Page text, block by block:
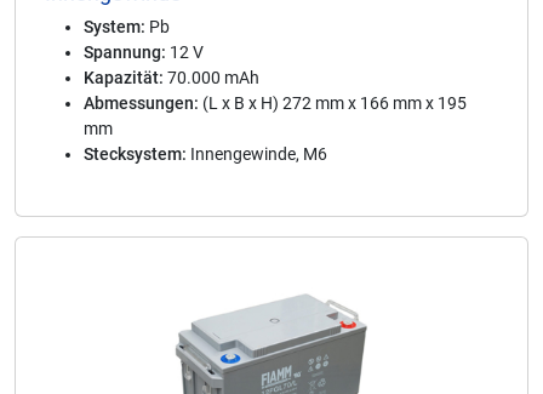
System: Pb
Spannung: 12 V
Kapazität: 70.000 mAh
Abmessungen: (L x B x H) 272 mm x 166 mm x 195
mm
Stecksystem: Innengewinde, M6